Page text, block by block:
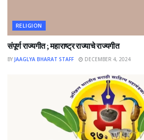
RELIGION
संपूर्ण राज्यगीत ; महाराष्ट्र राज्याचे राज्यगीत
BY JAAGLYA BHARAT STAFF DECEMBER 4, 2024